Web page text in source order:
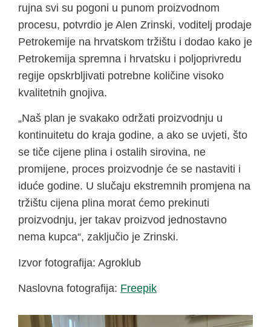
rujna svi su pogoni u punom proizvodnom
procesu, potvrdio je Alen Zrinski, voditelj prodaje
Petrokemije na hrvatskom tržištu i dodao kako je
Petrokemija spremna i hrvatsku i poljoprivredu
regije opskrbljivati potrebne količine visoko
kvalitetnih gnojiva.
„Naš plan je svakako održati proizvodnju u
kontinuitetu do kraja godine, a ako se uvjeti, što
se tiče cijene plina i ostalih sirovina, ne
promijene, proces proizvodnje će se nastaviti i
iduće godine. U slučaju ekstremnih promjena na
tržištu cijena plina morat ćemo prekinuti
proizvodnju, jer takav proizvod jednostavno
nema kupca“, zaključio je Zrinski.
Izvor fotografija: Agroklub
Naslovna fotografija: Freepik